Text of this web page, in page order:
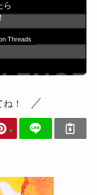
ら
Threads
！